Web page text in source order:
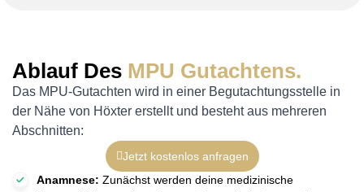
Ablauf Des MPU Gutachtens.
Das MPU-Gutachten wird in einer Begutachtungsstelle in
der Nähe von Höxter erstellt und besteht aus mehreren
Abschnitten:
Jetzt kostenlos anfragen
Anamnese: Zunächst werden deine medizinische